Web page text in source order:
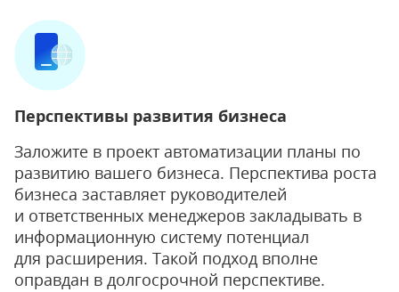
Перспективы развития бизнеса
Заложите в проект автоматизации планы по
развитию вашего бизнеса. Перспектива роста
бизнеса заставляет руководителей
и ответственных менеджеров закладывать в
информационную систему потенциал
для расширения. Такой подход вполне
оправдан в долгосрочной перспективе.